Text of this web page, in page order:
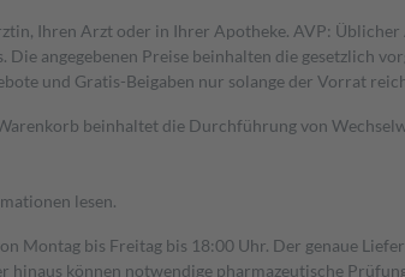
Ihren Arzt oder in Ihrer Apotheke. AVP:
angegebenen Preise beinhalten die gesetzlich
und Gratis-Beigaben nur solange der Vorrat
beinhaltet die Durchführung von
lesen.
Montag bis Freitag bis 18:00 Uhr. Der genaue
können notwendige pharmazeutische